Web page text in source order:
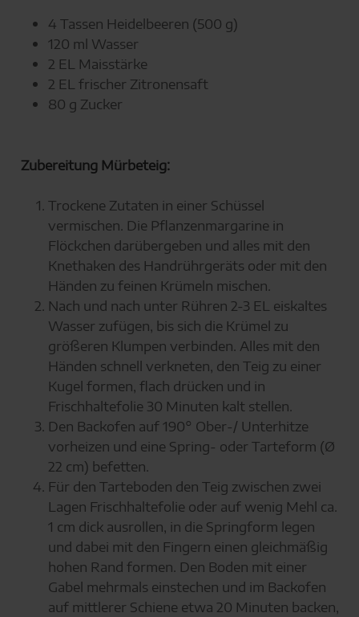
4 Tassen Heidelbeeren (500 g)
120 ml Wasser
2 EL Maisstärke
2 EL frischer Zitronensaft
80 g Zucker
Zubereitung Mürbeteig:
Trockene Zutaten in einer Schüssel
vermischen. Die Pflanzenmargarine in
Flöckchen darübergeben und alles mit den
Knethaken des Handrührgeräts oder mit den
Händen zu feinen Krümeln mischen.
Nach und nach unter Rühren 2-3 EL eiskaltes
Wasser zufügen, bis sich die Krümel zu
größeren Klumpen verbinden. Alles mit den
Händen schnell verkneten, den Teig zu einer
Kugel formen, flach drücken und in
Frischhaltefolie 30 Minuten kalt stellen.
Den Backofen auf 190° Ober-/ Unterhitze
vorheizen und eine Spring- oder Tarteform (Ø
22 cm) befetten.
Für den Tarteboden den Teig zwischen zwei
Lagen Frischhaltefolie oder auf wenig Mehl ca.
1 cm dick ausrollen, in die Springform legen
und dabei mit den Fingern einen gleichmäßig
hohen Rand formen. Den Boden mit einer
Gabel mehrmals einstechen und im Backofen
auf mittlerer Schiene etwa 20 Minuten backen,